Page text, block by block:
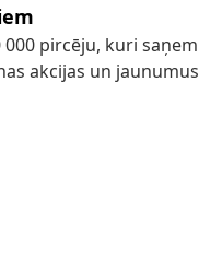
pircēju, kuri saņem
akcijas un jaunumus